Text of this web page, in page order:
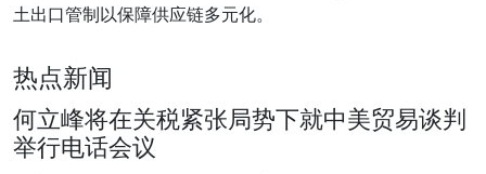
土出口管制以保障供应链多元化。
热点新闻
何立峰将在关税紧张局势下就中美贸易谈判
举行电话会议